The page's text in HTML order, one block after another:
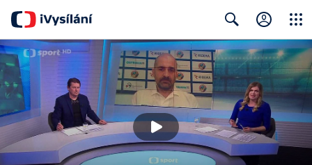
Search Close